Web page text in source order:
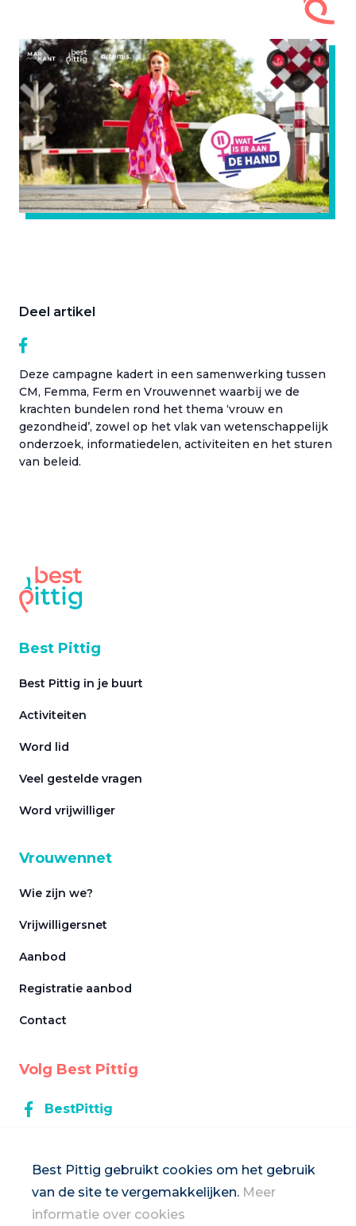
Best Pittig gebruikt cookies om het gebruik
van de site te vergemakkelijken. Meer
informatie over cookies
Deel artikel
Deze campagne kadert in een samenwerking tussen
CM, Femma, Ferm en Vrouwennet waarbij we de
krachten bundelen rond het thema ‘vrouw en
gezondheid’, zowel op het vlak van wetenschappelijk
onderzoek, informatiedelen, activiteiten en het sturen
van beleid.
Best Pittig
Best Pittig in je buurt
Activiteiten
Word lid
Veel gestelde vragen
Word vrijwilliger
Vrouwennet
Wie zijn we?
Vrijwilligersnet
Aanbod
Registratie aanbod
Contact
Volg Best Pittig
BestPittig
Inschrijven op de nieuwsbrief